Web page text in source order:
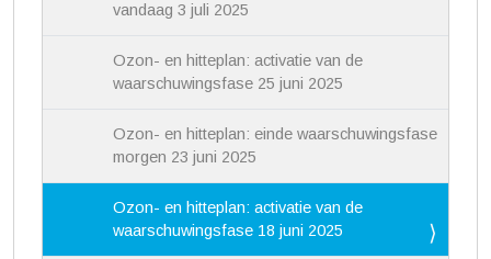
vandaag 3 juli 2025
Ozon- en hitteplan: activatie van de
waarschuwingsfase 25 juni 2025
Ozon- en hitteplan: einde waarschuwingsfase
morgen 23 juni 2025
Ozon- en hitteplan: activatie van de
waarschuwingsfase 18 juni 2025